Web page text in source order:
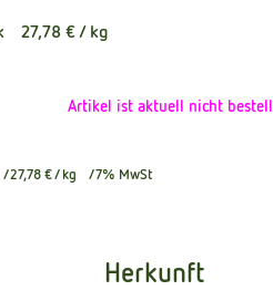
27,78 €/ kg
Artikel ist aktuell nicht
27,78 €/ kg 7% MwSt
Herkunft